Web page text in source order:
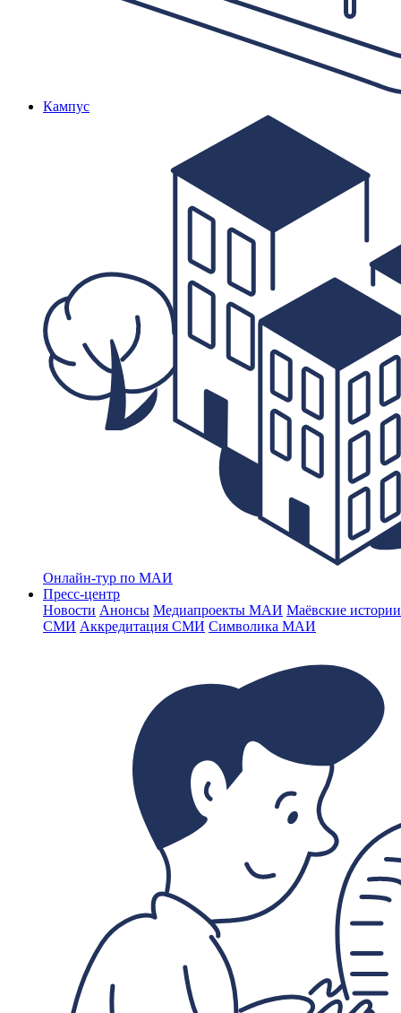
Кампус
Онлайн-тур по МАИ
Пресс-центр
Новости Анонсы Медиапроекты МАИ Маёвские
СМИ Аккредитация СМИ Символика МАИ